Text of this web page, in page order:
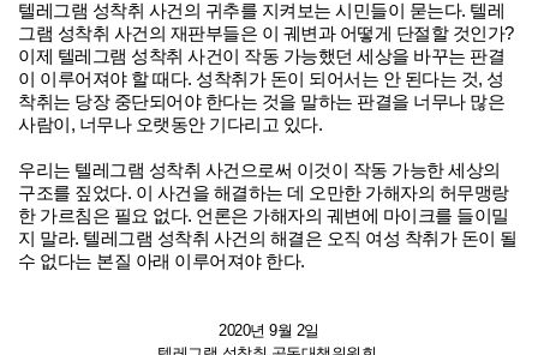
텔레그램 성착취 사건의 귀추를 지켜보는 시민들이 묻는다. 텔레
그램 성착취 사건의 재판부들은 이 궤변과 어떻게 단절할 것인가?
이제 텔레그램 성착취 사건이 작동 가능했던 세상을 바꾸는 판결
이 이루어져야 할 때다. 성착취가 돈이 되어서는 안 된다는 것, 성
착취는 당장 중단되어야 한다는 것을 말하는 판결을 너무나 많은
사람이, 너무나 오랫동안 기다리고 있다.
우리는 텔레그램 성착취 사건으로써 이것이 작동 가능한 세상의
구조를 짚었다. 이 사건을 해결하는 데 오만한 가해자의 허무맹랑
한 가르침은 필요 없다. 언론은 가해자의 궤변에 마이크를 들이밀
지 말라. 텔레그램 성착취 사건의 해결은 오직 여성 착취가 돈이 될
수 없다는 본질 아래 이루어져야 한다.
2020년 9월 2일